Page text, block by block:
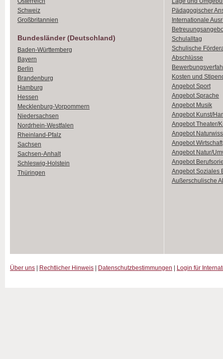
Schweiz
Großbritannien
Bundesländer (Deutschland)
Baden-Württemberg
Bayern
Berlin
Brandenburg
Hamburg
Hessen
Mecklenburg-Vorpommern
Niedersachsen
Nordrhein-Westfalen
Rheinland-Pfalz
Sachsen
Sachsen-Anhalt
Schleswig-Holstein
Thüringen
Pädagogischer
Internationale
Schulalltag
Schulische
Abschlüsse
Kosten und
Angebot Sport
Angebot Sprache
Angebot Musik
Angebot Kunst/
Angebot Theater/
Angebot
Angebot Wirtschaft
Angebot Natur/
Angebot
Angebot Soziales
Außerschulische
Über uns Rechtlicher Hinweis Datenschutzbestimmungen Login für